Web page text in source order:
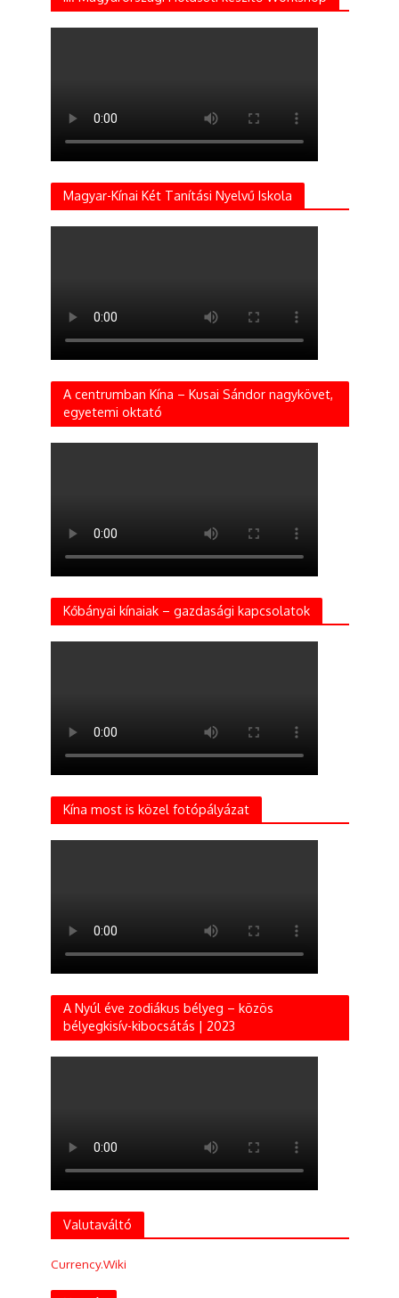
Magyar-Kínai Két Tanítási Nyelvű Iskola
A centrumban Kína – Kusai Sándor nagykövet,
egyetemi oktató
Kőbányai kínaiak – gazdasági kapcsolatok
Kína most is közel fotópályázat
A Nyúl éve zodiákus bélyeg – közös
bélyegkisív-kibocsátás | 2023
Valutaváltó
Currency.Wiki